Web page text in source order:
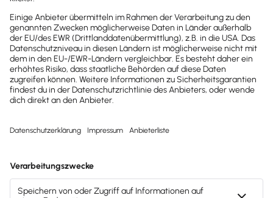
wichtige News zu
Gesetzesänderungen,
hilfreiche Praxis-Tipps und
kostenlose Tools für
Unternehmen erhalten?
Dann abonniere unseren